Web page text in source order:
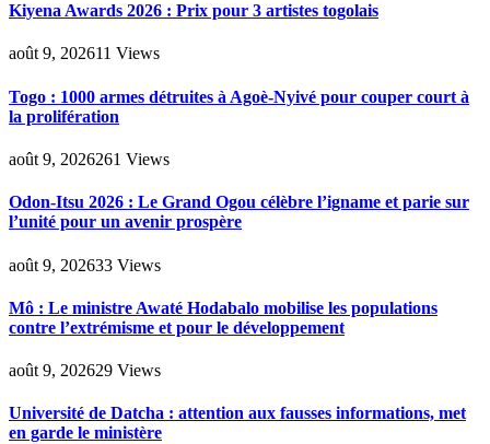
Kiyena Awards 2026 : Prix pour 3 artistes togolais
août 9, 202611 Views
Togo : 1000 armes détruites à Agoè-Nyivé pour couper court à
la prolifération
août 9, 2026261 Views
Odon-Itsu 2026 : Le Grand Ogou célèbre l’igname et parie sur
l’unité pour un avenir prospère
août 9, 202633 Views
Mô : Le ministre Awaté Hodabalo mobilise les populations
contre l’extrémisme et pour le développement
août 9, 202629 Views
Université de Datcha : attention aux fausses informations, met
en garde le ministère